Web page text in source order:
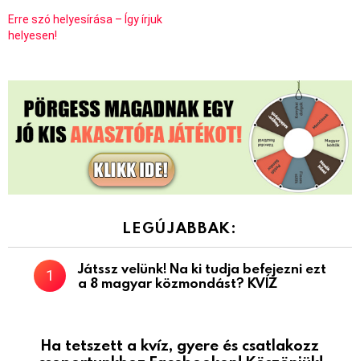
Erre szó helyesírása – Így írjuk
helyesen!
LEGÚJABBAK:
Játssz velünk! Na ki tudja befejezni ezt
a 8 magyar közmondást? KVÍZ
Ha tetszett a kvíz, gyere és csatlakozz